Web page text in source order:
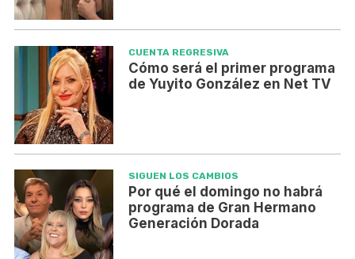
CUENTA REGRESIVA
Cómo será el primer programa
de Yuyito González en Net TV
SIGUEN LOS CAMBIOS
Por qué el domingo no habrá
programa de Gran Hermano
Generación Dorada